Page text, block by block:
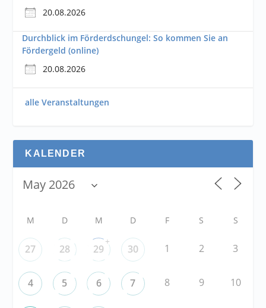
20.08.2026
Durchblick im Förderdschungel: So kommen Sie an
Fördergeld (online)
20.08.2026
alle Veranstaltungen
KALENDER
M D M D F S S
27 28 29
+
30 1 2 3
4 5 6 7 8 9 10